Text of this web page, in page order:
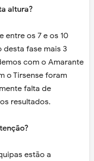
altura?
entre os 7 e os 10
desta fase mais 3
com o Amarante
o Tirsense foram
falta de
resultados.
estão a